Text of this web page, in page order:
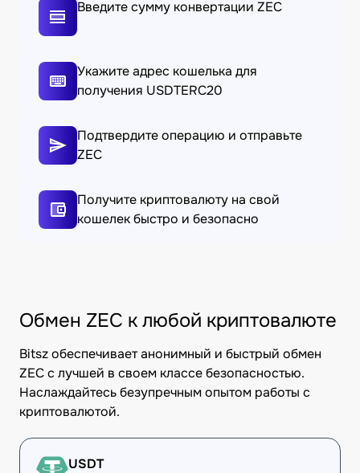
Введите сумму конвертации ZEC
Укажите адрес кошелька для
получения USDTERC20
Подтвердите операцию и отправьте
ZEC
Получите криптовалюту на свой
кошелек быстро и безопасно
Обмен ZEC к любой криптовалюте
Bitsz обеспечивает анонимный и быстрый обмен
ZEC с лучшей в своем классе безопасностью.
Наслаждайтесь безупречным опытом работы с
криптовалютой.
USDT